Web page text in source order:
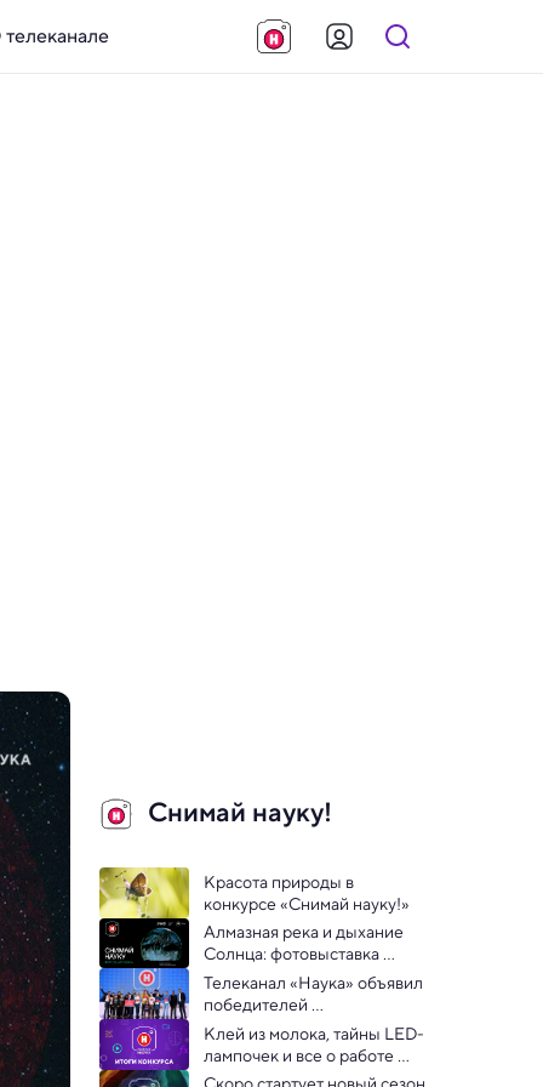
Снимай науку!
Красота природы в
конкурсе «Снимай науку!»
Алмазная река и дыхание
Солнца: фотовыставка
«Снимай науку!» пройдет в
Архангельске
Телеканал «Наука» объявил
победителей
видеоконкурса «Снимай
науку!»
Клей из молока, тайны LED-
лампочек и все о работе
маяка: названы лучшие